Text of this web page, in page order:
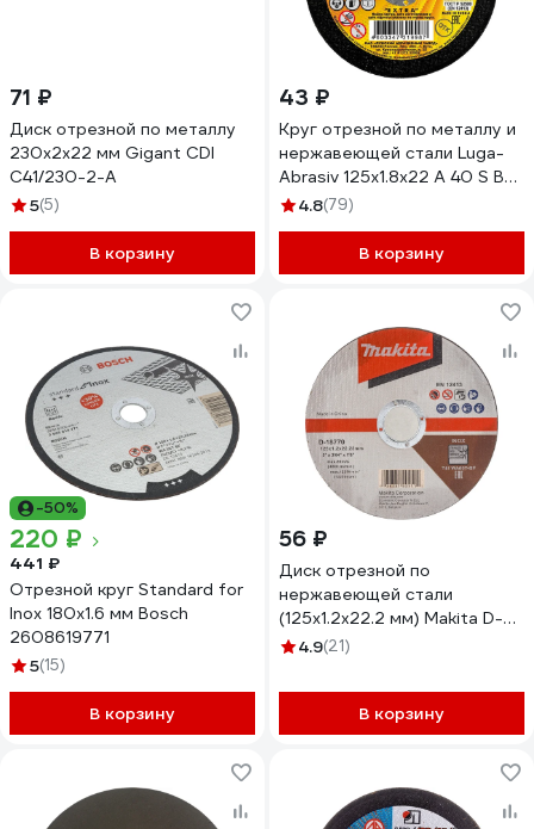
71 ₽
Диск отрезной по металлу
230x2x22 мм Gigant CDI
C41/230-2-А
5(5)
В корзину
43 ₽
Круг отрезной по металлу и
нержавеющей стали Luga-
Abrasiv 125х1.8х22 A 40 S BF
80 14А БУ 4603347319987
4.8(79)
В корзину
-50%
220 ₽
441 ₽
Отрезной круг Standard for
Inox 180x1.6 мм Bosch
2608619771
5(15)
В корзину
56 ₽
Диск отрезной по
нержавеющей стали
(125х1.2х22.2 мм) Makita D-
18770
4.9(21)
В корзину